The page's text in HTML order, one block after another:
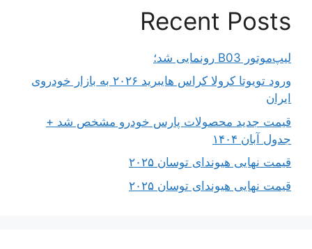
Recent Posts
لیپ‌موتور B03 رونمایی شد؛
ورود تویوتا کرولا کراس هایبرید ۲۰۲۶ به بازار خودروی
ایران
قیمت جدید محصولات پارس خودرو مشخص شد +
جدول آبان ۱۴۰۴
قیمت نهایی هیوندای توسان ۲۰۲۵
قیمت نهایی هیوندای توسان ۲۰۲۵